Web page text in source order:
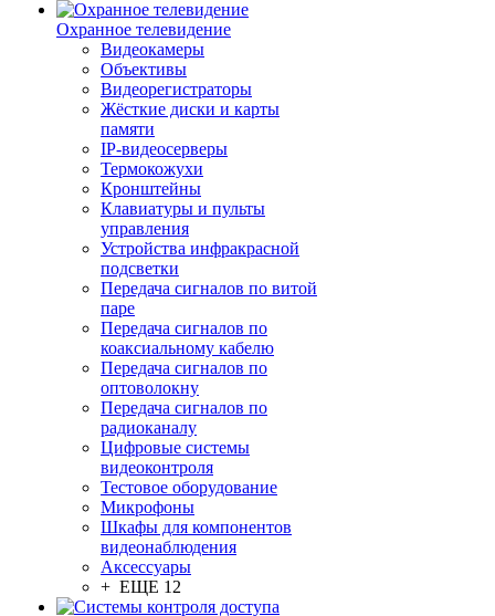
Охранное телевидение
Видеокамеры
Объективы
Видеорегистраторы
Жёсткие диски и карты
памяти
IP-видеосерверы
Термокожухи
Кронштейны
Клавиатуры и пульты
управления
Устройства инфракрасной
подсветки
Передача сигналов по витой
паре
Передача сигналов по
коаксиальному кабелю
Передача сигналов по
оптоволокну
Передача сигналов по
радиоканалу
Цифровые системы
видеоконтроля
Тестовое оборудование
Микрофоны
Шкафы для компонентов
видеонаблюдения
Аксессуары
+ ЕЩЕ 12